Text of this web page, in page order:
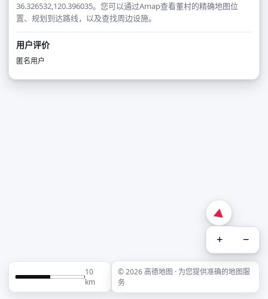
36.326532,120.396035。您可以通过Amap查看董村的精确地图位
置、规划到达路线，以及查找周边设施。
用户评价
匿名用户
+ −
10
km
© 2026 高德地图 · 为您提供准确的地图服
务